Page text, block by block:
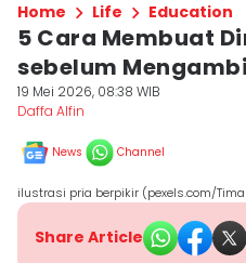
Home Life Education
5 Cara Membuat
sebelum
19 Mei 2026, 08:38 WIB
Daffa Alfin
News Channel
ilustrasi pria berpikir (pexels.com/
Share Article